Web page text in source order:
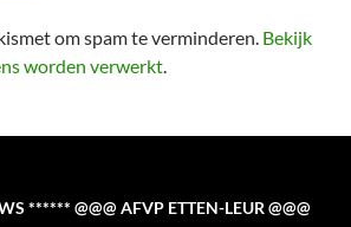
om spam te verminderen. Bekijk
worden verwerkt.
****** @@@ AFVP ETTEN-LEUR @@@